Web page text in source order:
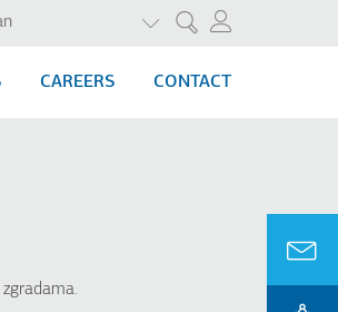
Претрага
LIST ADDITIONAL
CAREERS CONTACT